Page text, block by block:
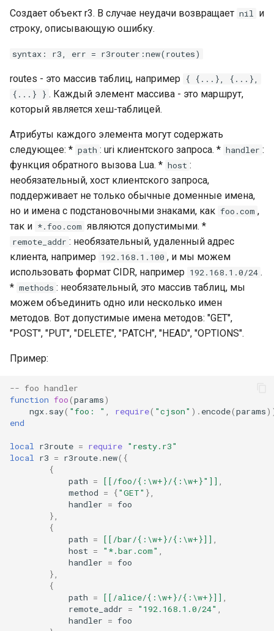
dynamic-etag
dynamic-limit-req
echo
encrypted-session
error-log-write
eval
execute
f4fhds
fancyindex
fips-check
flv
form-input
geoip
google
graphite
headers-more
hmac-secure-link
Создает объект r3. В случае неудачи возвращает nil и
строку, описывающую ошибку.
syntax: r3, err = r3router:new(routes)
routes - это массив таблиц, например
{ {...}, {...},
{...} } . Каждый элемент массива - это маршрут,
который является хеш-таблицей.
Атрибуты каждого элемента могут содержать
следующее: * path : uri клиентского запроса. * handler :
функция обратного вызова Lua. * host :
необязательный, хост клиентского запроса,
поддерживает не только обычные доменные имена,
но и имена с подстановочными знаками, как foo.com ,
так и *.foo.com являются допустимыми. *
remote_addr : необязательный, удаленный адрес
клиента, например 192.168.1.100 , и мы можем
использовать формат CIDR, например 192.168.1.0/24 .
* methods : необязательный, это массив таблиц, мы
можем объединить одно или несколько имен
методов. Вот допустимые имена методов: "GET",
"POST", "PUT", "DELETE", "PATCH", "HEAD", "OPTIONS".
Пример:
-- foo handler
function foo(params)
ngx. say( "foo: " require( "cjson" ). encode(params
end
local r3route = require "resty.r3"
local
r3 = r3route.new({
{
path = [[/foo/{:\w+}/{:\w+}"]]
method = {"GET" },
handler = foo
},
{
path = [[/bar/{:\w+}/{:\w+}]]
host = "*.bar.com"
handler = foo
},
{
path = [[/alice/{:\w+}/{:\w+}]]
remote_addr = "192.168.1.0/24"
handler = foo